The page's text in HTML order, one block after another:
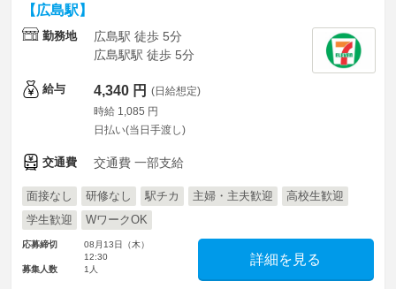
【広島駅】
勤務地
広島駅 徒歩 5分
広島駅駅 徒歩 5分
給与 4,340 円 (日給想定)
時給 1,085 円
日払い(当日手渡し)
交通費 交通費 一部支給
面接なし 研修なし 駅チカ 主婦・主夫歓迎
高校生歓迎
学生歓迎
WワークOK
応募締切
08月13日（木）
12:30
募集人数
1人
詳細を見る